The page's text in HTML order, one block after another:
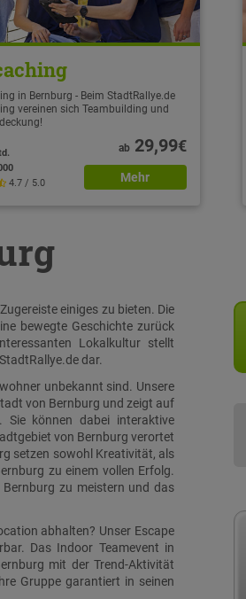
in Bernburg - Beim StadtRallye.de
vereinen sich Teambuilding und
4.7 / 5.0
ab29,99€
Mehr
einiges zu bieten. Die
bewegte Geschichte zurück
Lokalkultur stellt
dar.
unbekannt sind. Unsere
von Bernburg und zeigt auf
Sie können dabei interaktive
von Bernburg verortet
setzen sowohl Kreativität, als
zu einem vollen Erfolg.
zu meistern und das
abhalten? Unser Escape
Das Indoor Teamevent in
mit der Trend-Aktivität
Gruppe garantiert in seinen